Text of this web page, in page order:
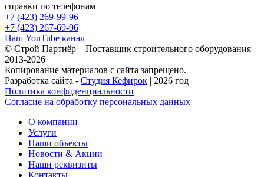
справки по телефонам
+7 (423) 269-99-96
+7 (423) 267-69-96
Наш YouTube канал
© Строй Партнёр – Поставщик строительного оборудования
2013-2026
Копирование материалов с сайта запрещено.
Разработка сайта - Студия Кефирок | 2026 год
Политика конфиденциальности
Согласие на обработку персональных данных
О компании
Услуги
Наши объекты
Новости & Акции
Наши реквизиты
Контакты